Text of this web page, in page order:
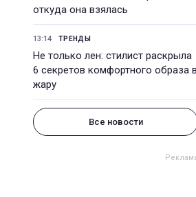
откуда она взялась
13:14 ТРЕНДЫ
Не только лен: стилист раскрыла
6 секретов комфортного образа в
жару
Все новости